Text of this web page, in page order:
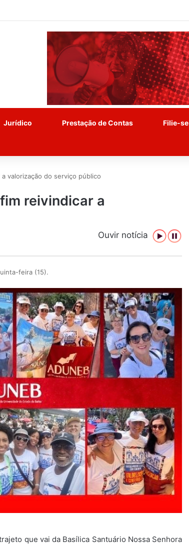
Jurídico Prestação de Contas Filie-se
valorização do serviço público
reivindicar a
Ouvir notícia
feira (15).
que vai da Basílica Santuário Nossa Senhora